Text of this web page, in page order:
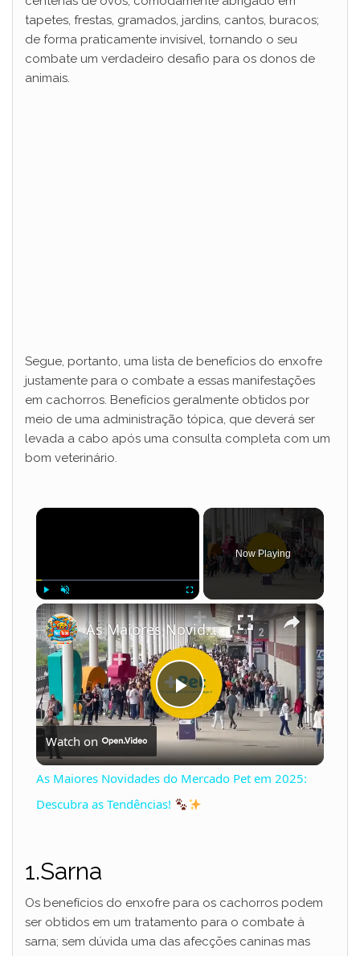
tapetes, frestas, gramados, jardins, cantos, buracos;
de forma praticamente invisível, tornando o seu
combate um verdadeiro desafio para os donos de
animais.
Segue, portanto, uma lista de benefícios do enxofre
justamente para o combate a essas manifestações
em cachorros. Benefícios geralmente obtidos por
meio de uma administração tópica, que deverá ser
levada a cabo após uma consulta completa com um
bom veterinário.
×
Play Fullscreen
Now Playing
×
P
l
a
V
i
As Maiores Novidades do Mercado Pet em 2025: Descubra as Tendências!
Watch on
As Maiores Novidades do Mercado Pet em 2025:
Descubra as Tendências!
1.Sarna
Os benefícios do enxofre para os cachorros podem
ser obtidos em um tratamento para o combate à
sarna; sem dúvida uma das afecções caninas mas